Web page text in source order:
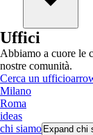
Uffici
Abbiamo a cuore le
nostre comunità.
Cerca un ufficio
Milano
Roma
ideas
chi siamo Expand chi